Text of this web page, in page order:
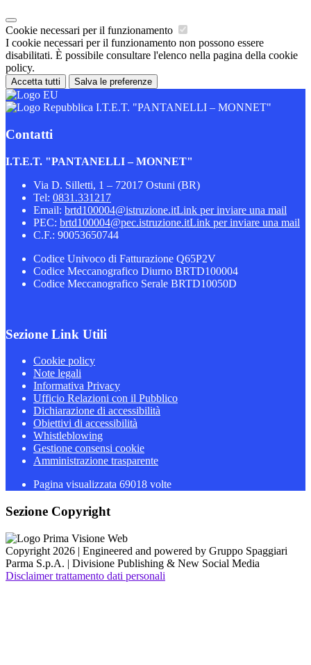
Cookie necessari per il funzionamento
I cookie necessari per il funzionamento non possono essere
disabilitati. È possibile consultare l'elenco nella pagina della cookie
policy.
Accetta tutti Salva le preferenze
I.T.E.T. "PANTANELLI – MONNET"
Contatti
I.T.E.T. "PANTANELLI – MONNET"
Via D. Silletti, 1 – 72017 Ostuni (BR)
Tel: 0831.331217
Email: brtd100004@istruzione.itLink per inviare una mail
PEC: brtd100004@pec.istruzione.itLink per inviare una mail
C.F.: 90053650744
Codice Univoco di Fatturazione Q65P2V
Codice Meccanografico Diurno BRTD100004
Codice Meccanografico Serale BRTD10050D
Sezione Link Utili
Cookie policy
Note legali
Informativa Privacy
Ufficio Relazioni con il Pubblico
Dichiarazione di accessibilità
Obiettivi di accessibilità
Whistleblowing
Gestione consensi cookie
Amministrazione trasparente
Pagina visualizzata 69018 volte
Sezione Copyright
Copyright 2026 | Engineered and powered by Gruppo Spaggiari
Parma S.p.A. | Divisione Publishing & New Social Media
Disclaimer trattamento dati personali